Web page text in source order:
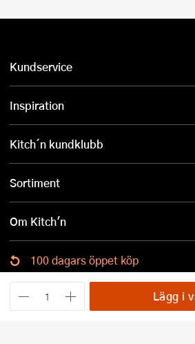
Lägg i
Kundservice
Inspiration
Kitch´n kundklubb
Sortiment
Om Kitch'n
100 dagars öppet köp
Ladda ned Kitch´n-appen